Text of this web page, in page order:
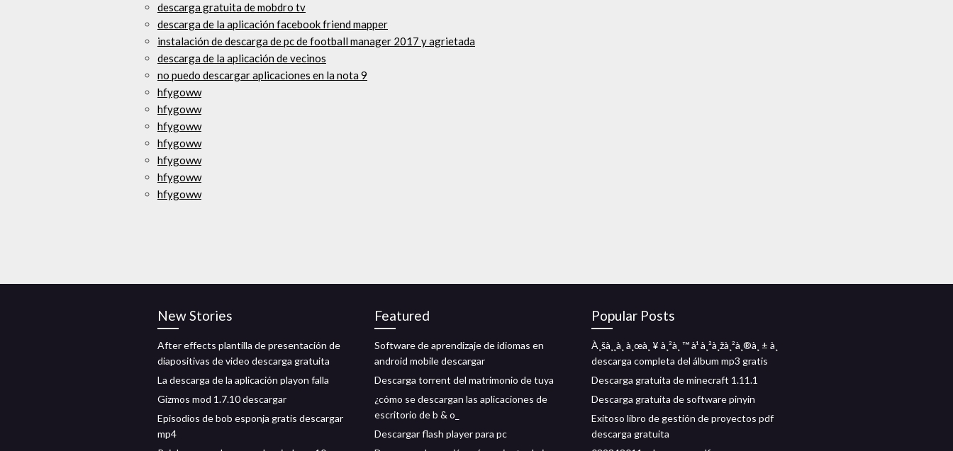
descarga gratuita de mobdro tv
descarga de la aplicación facebook friend mapper
instalación de descarga de pc de football manager 2017 y agrietada
descarga de la aplicación de vecinos
no puedo descargar aplicaciones en la nota 9
hfygoww
hfygoww
hfygoww
hfygoww
hfygoww
hfygoww
hfygoww
New Stories
After effects plantilla de presentación de
diapositivas de video descarga gratuita
La descarga de la aplicación playon falla
Gizmos mod 1.7.10 descargar
Episodios de bob esponja gratis descargar
mp4
Featured
Software de aprendizaje de idiomas en
android mobile descargar
Descarga torrent del matrimonio de tuya
¿cómo se descargan las aplicaciones de
escritorio de b & o_
Descargar flash player para pc
Popular Posts
À¸šà¸¸à¸ à¸œà¸ ¥ à¸²à¸ ™ à¹ à¸²à¸žà¸²à¸®à¸ ± à¸
descarga completa del álbum mp3 gratis
Descarga gratuita de minecraft 1.11.1
Descarga gratuita de software pinyin
Exitoso libro de gestión de proyectos pdf
descarga gratuita